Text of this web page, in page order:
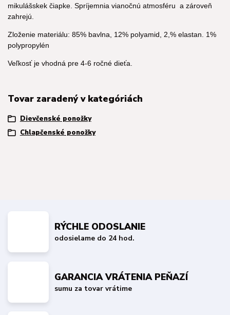
mikulášskek čiapke. Spríjemnia vianočnú atmosféru a zároveň
zahrejú.
Zloženie materiálu: 85% bavlna, 12% polyamid, 2,% elastan. 1%
polypropylén
Veľkosť je vhodná pre 4-6 ročné dieťa.
Tovar zaradený v kategóriách
Dievčenské ponožky
Chlapčenské ponožky
RÝCHLE ODOSLANIE
odosielame do 24 hod.
GARANCIA VRÁTENIA PEŇAZÍ
sumu za tovar vrátime